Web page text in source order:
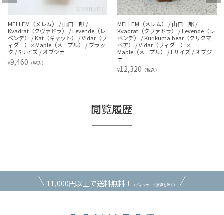
MELLEM（メレム） / 山口一郎 /
Kvadrat（クヴァドラ） / Levende（レ
ベンデ） / Kat（キャット） / Vidar（ヴ
ィダー）×Maple（メープル） / ブラッ
ク / Sサイズ / オブジェ
¥9,460 （税込）
MELLEM（メレム） / 山口一郎 /
Kvadrat（クヴァドラ） / Levende（レ
ベンデ） / Kurikuma bear（クリクマ
ベア） / Vidar（ヴィダー）×
Maple（メープル） / Lサイズ / オブジ
ェ
¥12,320 （税込）
閲覧履歴
11,000円以上で送料無料！ （ヴィンテージ家具を除く）